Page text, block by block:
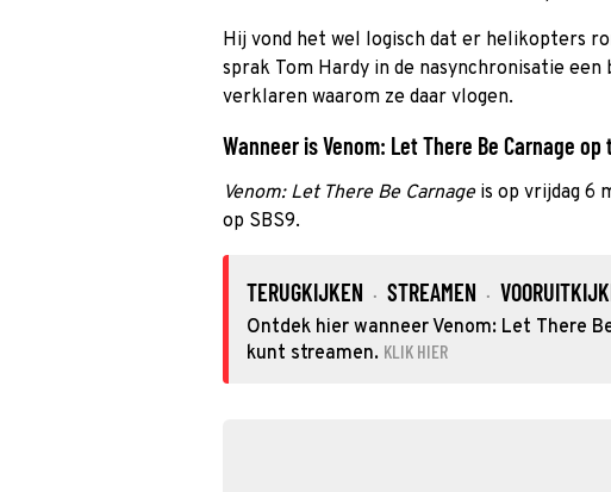
Hij vond het wel logisch dat er helikopters
sprak Tom Hardy in de nasynchronisatie
verklaren waarom ze daar vlogen.
Wanneer is Venom: Let There Be Carnage
Venom: Let There Be Carnageis op vrijdag 6
op SBS9.
TERUGKIJKEN · STREAMEN ·
Ontdek hier wanneer Venom: Let There
kunt streamen. KLIK HIER